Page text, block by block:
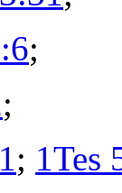
;
;
; 1Tes